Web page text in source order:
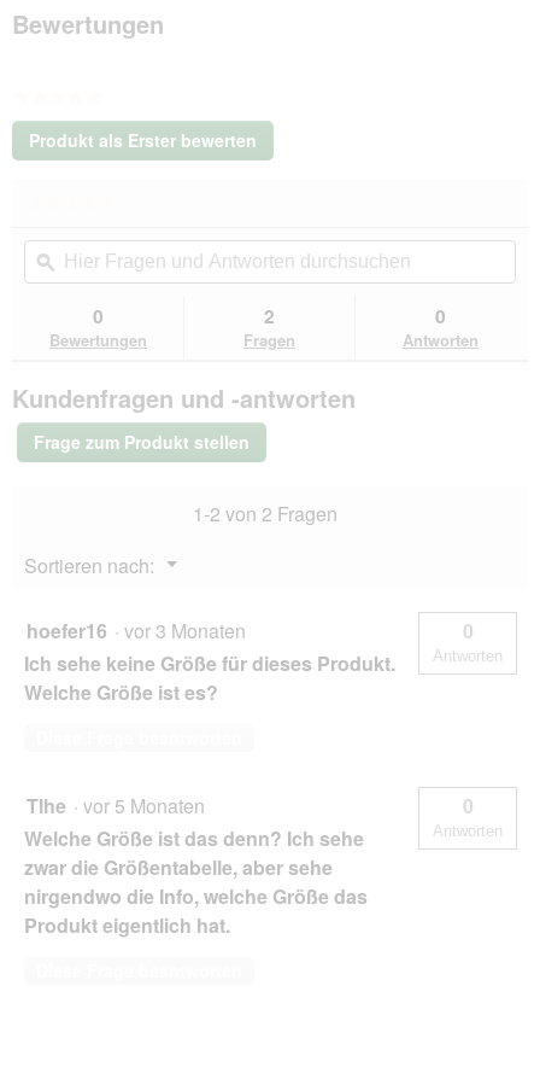
XXL
Bewertungen
Kein
Beurteilungswert
Produkt als Erster bewerten
.
wird
ein
Dialogfeld
geöffnet.
Beurteilungswert
für
Wolters
Pro
Comfort
XXL
Hier
Fragen
und
durchsuchen
ϙ
0
Bewertungen
2
Fragen
0
Antworten
Kundenfragen und -antworten
Frage zum Produkt stellen
1-2 von 2 Fragen
Sortieren nach:
▼
Menü
hoefer16 · vor 3 Monaten
Ich sehe keine Größe für dieses Produkt.
Welche Größe ist es?
0
Antworten
Tlhe · vor 5 Monaten
Welche Größe ist das denn? Ich sehe
zwar die Größentabelle, aber sehe
nirgendwo die Info, welche Größe das
Produkt eigentlich hat.
0
Antworten